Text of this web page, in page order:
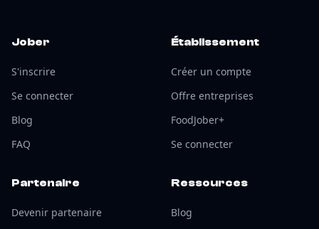
Jober
S'inscrire
Se connecter
Blog
FAQ
Établissement
Créer un compte
Offre entreprises
FoodJober+
Se connecter
Partenaire
Devenir partenaire
Ressources
Blog